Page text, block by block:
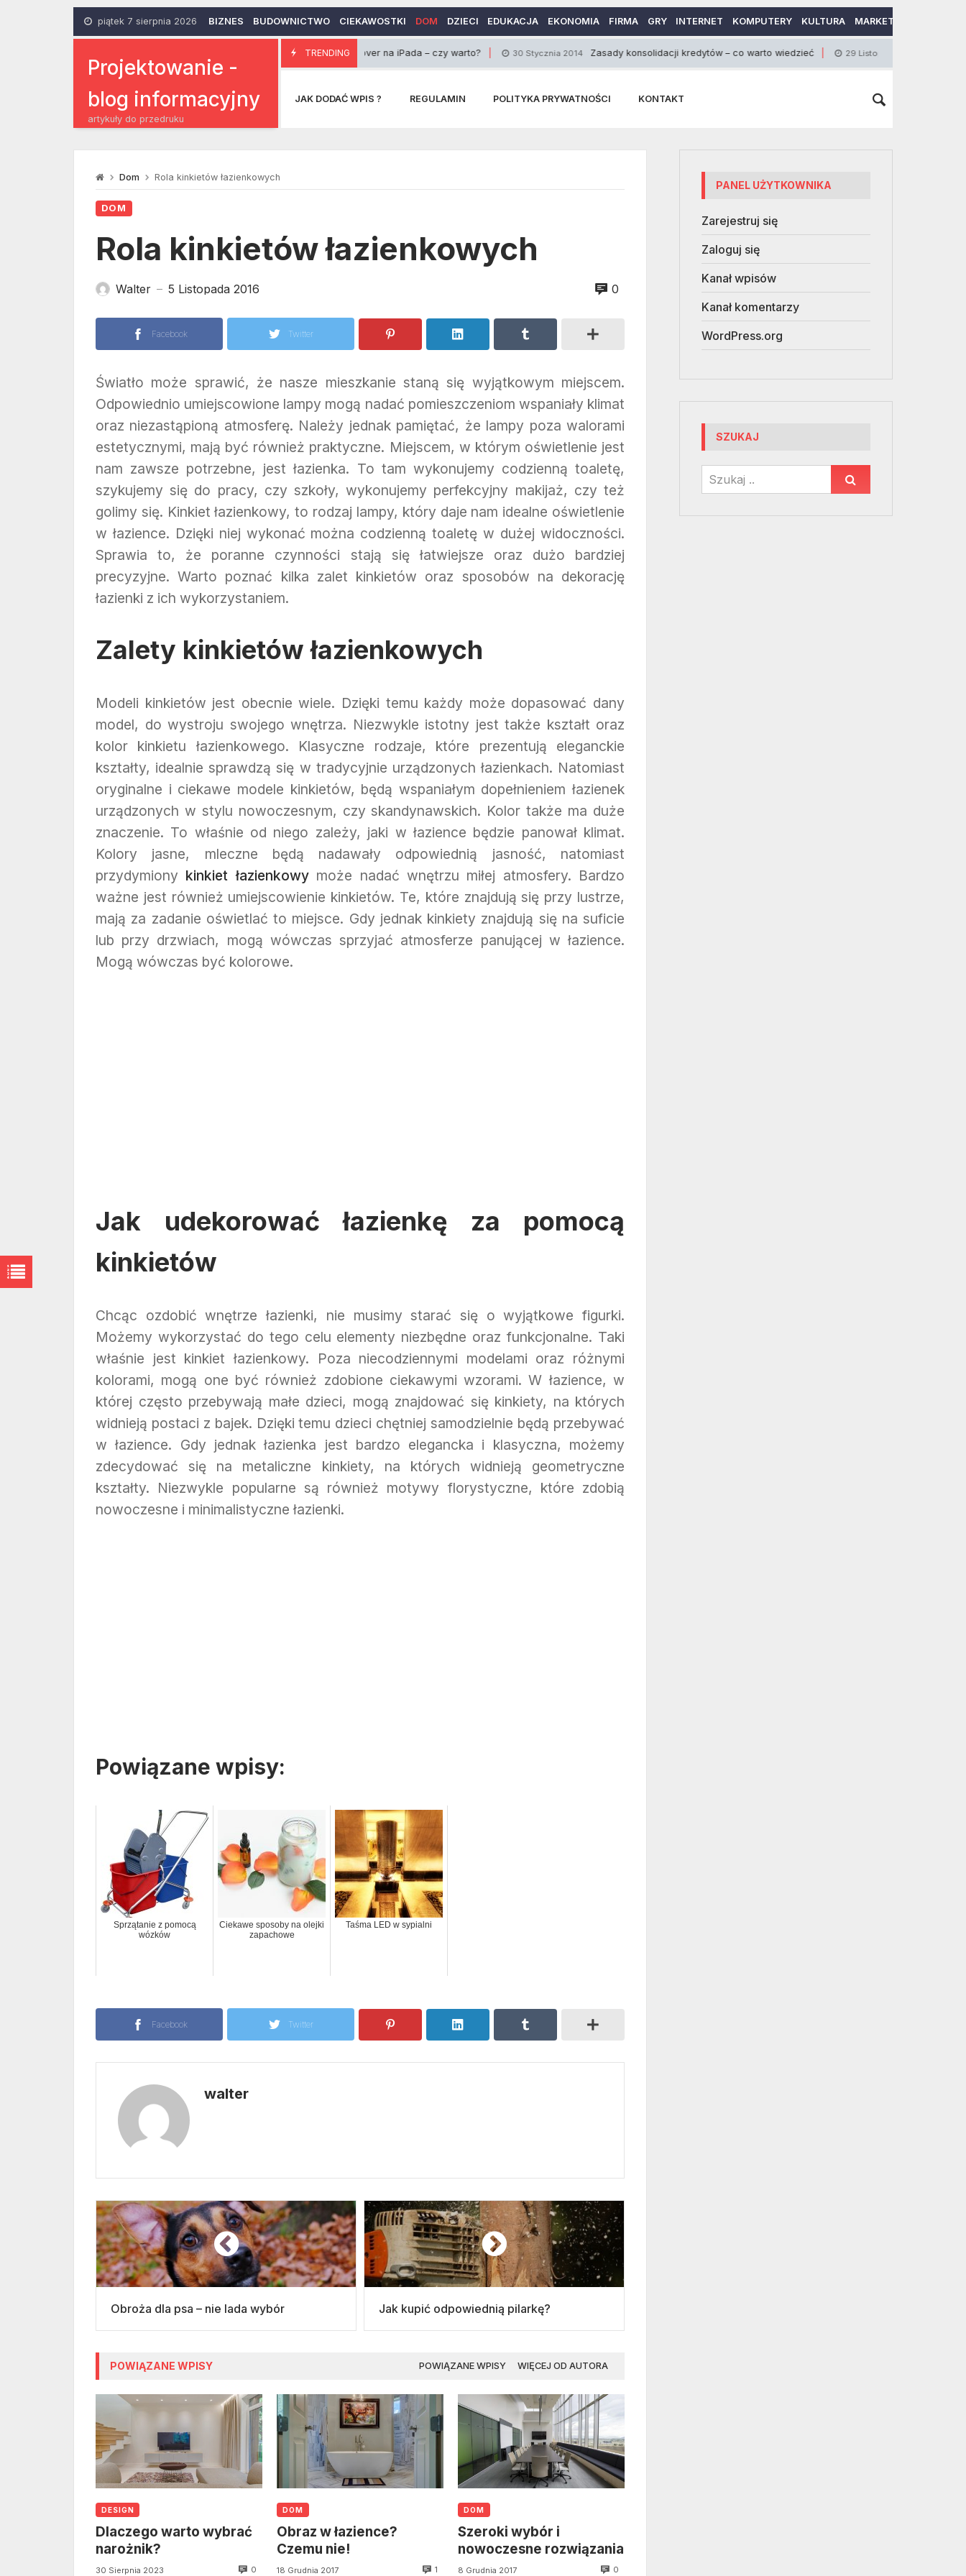
piątek 7 sierpnia 2026 BIZNES BUDOWNICTWO CIEKAWOSTKI DOM DZIECI EDUKACJA EKONOMIA FIRMA GRY INTERNET KOMPUTERY KULTURA MARKETING
Projektowanie -
blog informacyjny
artykuły do przedruku
TRENDING
Smart Cover na iPada – czy warto? 30 Stycznia 2014 Zasady konsolidacji kredytów – co warto wiedzieć 29 Listopada 2012
JAK DODAĆ WPIS ? REGULAMIN POLITYKA PRYWATNOŚCI KONTAKT
Dom Rola kinkietów łazienkowych
DOM
Rola kinkietów łazienkowych
Walter — 5 Listopada 2016 0
Facebook Twitter
Światło może sprawić, że nasze mieszkanie staną się wyjątkowym miejscem.
Odpowiednio umiejscowione lampy mogą nadać pomieszczeniom wspaniały klimat
oraz niezastąpioną atmosferę. Należy jednak pamiętać, że lampy poza walorami
estetycznymi, mają być również praktyczne. Miejscem, w którym oświetlenie jest
nam zawsze potrzebne, jest łazienka. To tam wykonujemy codzienną toaletę,
szykujemy się do pracy, czy szkoły, wykonujemy perfekcyjny makijaż, czy też
golimy się. Kinkiet łazienkowy, to rodzaj lampy, który daje nam idealne oświetlenie
w łazience. Dzięki niej wykonać można codzienną toaletę w dużej widoczności.
Sprawia to, że poranne czynności stają się łatwiejsze oraz dużo bardziej
precyzyjne. Warto poznać kilka zalet kinkietów oraz sposobów na dekorację
łazienki z ich wykorzystaniem.
Zalety kinkietów łazienkowych
Modeli kinkietów jest obecnie wiele. Dzięki temu każdy może dopasować dany
model, do wystroju swojego wnętrza. Niezwykle istotny jest także kształt oraz
kolor kinkietu łazienkowego. Klasyczne rodzaje, które prezentują eleganckie
kształty, idealnie sprawdzą się w tradycyjnie urządzonych łazienkach. Natomiast
oryginalne i ciekawe modele kinkietów, będą wspaniałym dopełnieniem łazienek
urządzonych w stylu nowoczesnym, czy skandynawskich. Kolor także ma duże
znaczenie. To właśnie od niego zależy, jaki w łazience będzie panował klimat.
Kolory jasne, mleczne będą nadawały odpowiednią jasność, natomiast
przydymiony kinkiet łazienkowymoże nadać wnętrzu miłej atmosfery. Bardzo
ważne jest również umiejscowienie kinkietów. Te, które znajdują się przy lustrze,
mają za zadanie oświetlać to miejsce. Gdy jednak kinkiety znajdują się na suficie
lub przy drzwiach, mogą wówczas sprzyjać atmosferze panującej w łazience.
Mogą wówczas być kolorowe.
Jak udekorować łazienkę za pomocą
kinkietów
Chcąc ozdobić wnętrze łazienki, nie musimy starać się o wyjątkowe figurki.
Możemy wykorzystać do tego celu elementy niezbędne oraz funkcjonalne. Taki
właśnie jest kinkiet łazienkowy. Poza niecodziennymi modelami oraz różnymi
kolorami, mogą one być również zdobione ciekawymi wzorami. W łazience, w
której często przebywają małe dzieci, mogą znajdować się kinkiety, na których
widnieją postaci z bajek. Dzięki temu dzieci chętniej samodzielnie będą przebywać
w łazience. Gdy jednak łazienka jest bardzo elegancka i klasyczna, możemy
zdecydować się na metaliczne kinkiety, na których widnieją geometryczne
kształty. Niezwykle popularne są również motywy florystyczne, które zdobią
nowoczesne i minimalistyczne łazienki.
Powiązane wpisy:
Sprzątanie z pomocą
wózków
Ciekawe sposoby na olejki
zapachowe
Taśma LED w sypialni
Facebook Twitter
walter
Obroża dla psa – nie lada wybór Jak kupić odpowiednią pilarkę?
POWIĄZANE WPISY POWIĄZANE WPISY WIĘCEJ OD AUTORA
DESIGN
Dlaczego warto wybrać
narożnik?
30 Sierpnia 2023 0
DOM
Obraz w łazience?
Czemu nie!
18 Grudnia 2017 1
DOM
Szeroki wybór i
nowoczesne rozwiązania
8 Grudnia 2017 0
PANEL UŻYTKOWNIKA
Zarejestruj się
Zaloguj się
Kanał wpisów
Kanał komentarzy
WordPress.org
SZUKAJ